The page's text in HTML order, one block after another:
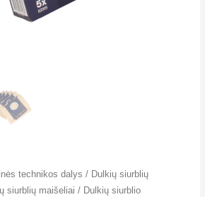
technikos dalys / Dulkių siurblių
siurblių maišeliai / Dulkių siurblio